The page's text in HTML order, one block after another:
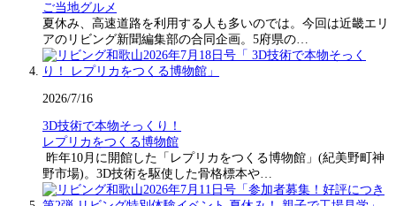
ご当地グルメ
夏休み、高速道路を利用する人も多いのでは。今回は近畿エリ
アのリビング新聞編集部の合同企画。5府県の…
2026/7/16
3D技術で本物そっくり！
レプリカをつくる博物館
昨年10月に開館した「レプリカをつくる博物館」(紀美野町神
野市場)。3D技術を駆使した骨格標本や…